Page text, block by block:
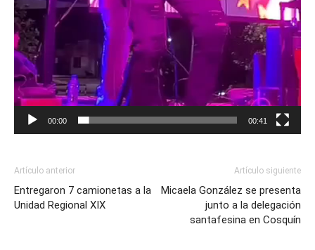
00:00 00:41
Artículo anterior
Entregaron 7 camionetas a la
Unidad Regional XIX
Artículo siguiente
Micaela González se presenta
junto a la delegación
santafesina en Cosquín